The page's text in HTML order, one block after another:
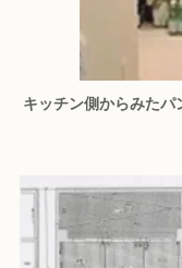
キッチン側からみたパ